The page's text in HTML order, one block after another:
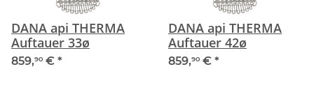
DANA api THERMA
Auftauer 33ø
859,90 € *
DANA api THERMA
Auftauer 42ø
859,90 € *